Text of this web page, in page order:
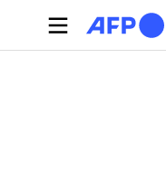
주요 콘텐츠로 건너뛰기
기본탭